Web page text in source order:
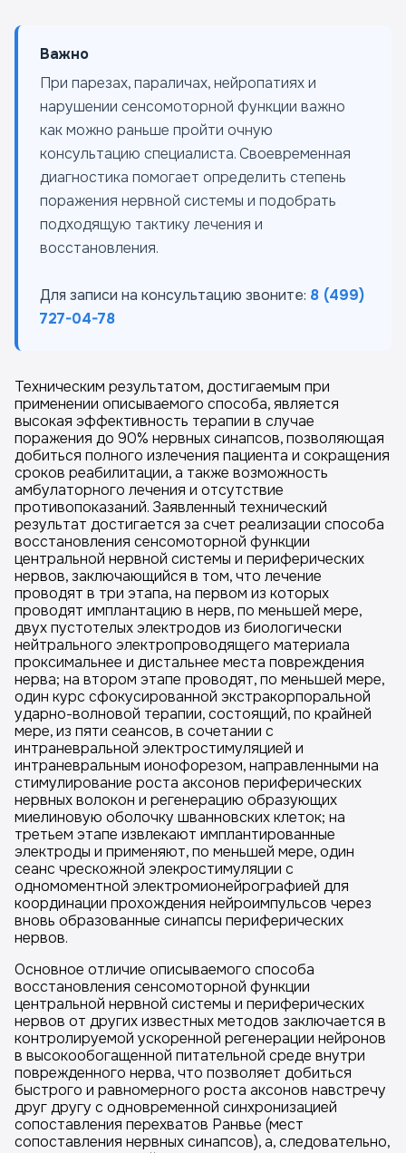
Важно
При парезах, параличах, нейропатиях и
нарушении сенсомоторной функции важно
как можно раньше пройти очную
консультацию специалиста. Своевременная
диагностика помогает определить степень
поражения нервной системы и подобрать
подходящую тактику лечения и
восстановления.
Для записи на консультацию звоните: 8 (499)
727-04-78
Техническим результатом, достигаемым при
применении описываемого способа, является
высокая эффективность терапии в случае
поражения до 90% нервных синапсов, позволяющая
добиться полного излечения пациента и сокращения
сроков реабилитации, а также возможность
амбулаторного лечения и отсутствие
противопоказаний. Заявленный технический
результат достигается за счет реализации способа
восстановления сенсомоторной функции
центральной нервной системы и периферических
нервов, заключающийся в том, что лечение
проводят в три этапа, на первом из которых
проводят имплантацию в нерв, по меньшей мере,
двух пустотелых электродов из биологически
нейтрального электропроводящего материала
проксимальнее и дистальнее места повреждения
нерва; на втором этапе проводят, по меньшей мере,
один курс сфокусированной экстракорпоральной
ударно-волновой терапии, состоящий, по крайней
мере, из пяти сеансов, в сочетании с
интраневральной электростимуляцией и
интраневральным ионофорезом, направленными на
стимулирование роста аксонов периферических
нервных волокон и регенерацию образующих
миелиновую оболочку шванновских клеток; на
третьем этапе извлекают имплантированные
электроды и применяют, по меньшей мере, один
сеанс чрескожной элекростимуляции с
одномоментной электромионейрографией для
координации прохождения нейроимпульсов через
вновь образованные синапсы периферических
нервов.
Основное отличие описываемого способа
восстановления сенсомоторной функции
центральной нервной системы и периферических
нервов от других известных методов заключается в
контролируемой ускоренной регенерации нейронов
в высокообогащенной питательной среде внутри
поврежденного нерва, что позволяет добиться
быстрого и равномерного роста аксонов навстречу
друг другу с одновременной синхронизацией
сопоставления перехватов Ранвье (мест
сопоставления нервных синапсов), а, следовательно,